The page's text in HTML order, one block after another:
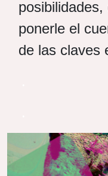
ponerle el
de las claves